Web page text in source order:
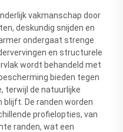
vakmanschap door
deskundig snijden en
ondergaat strenge
en structurele
wordt behandeld met
bieden tegen
terwijl de natuurlijke
blijft. De randen worden
profielopties, van
randen, wat een